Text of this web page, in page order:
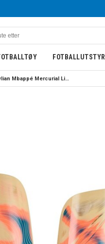
FOTBALLUTSTYR
Nike Kylian Mbappé Mercurial Lite Leggskinn 25/26 KM Oransje